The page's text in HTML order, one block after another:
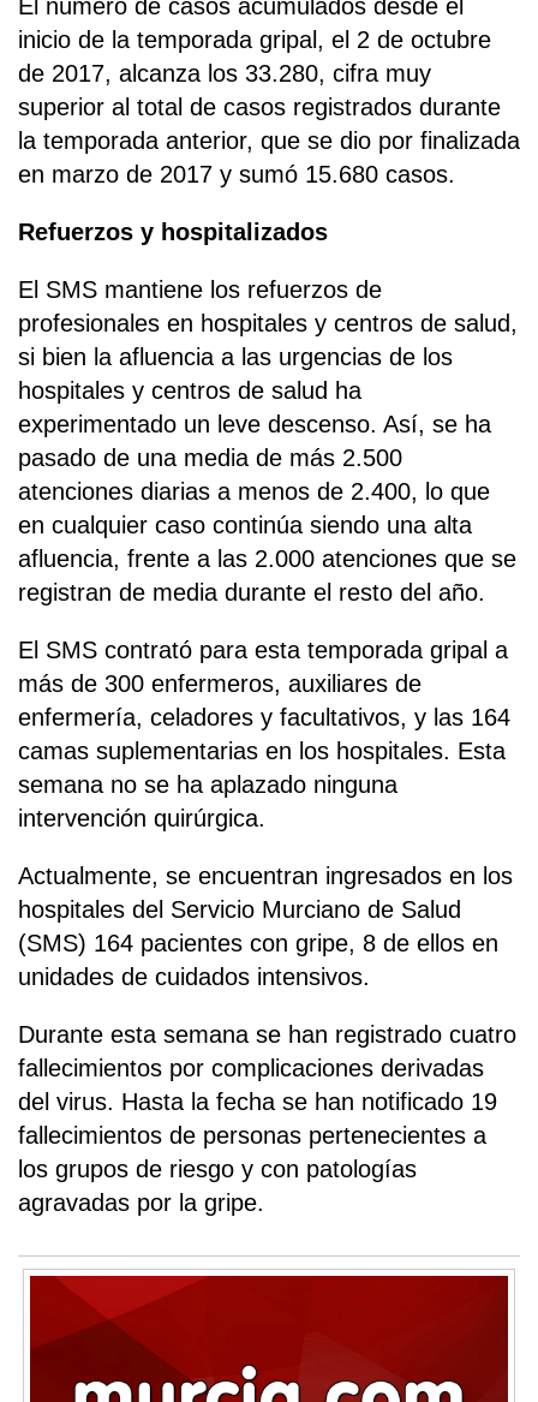
El número de casos acumulados desde el
inicio de la temporada gripal, el 2 de octubre
de 2017, alcanza los 33.280, cifra muy
superior al total de casos registrados durante
la temporada anterior, que se dio por finalizada
en marzo de 2017 y sumó 15.680 casos.
Refuerzos y hospitalizados
El SMS mantiene los refuerzos de
profesionales en hospitales y centros de salud,
si bien la afluencia a las urgencias de los
hospitales y centros de salud ha
experimentado un leve descenso. Así, se ha
pasado de una media de más 2.500
atenciones diarias a menos de 2.400, lo que
en cualquier caso continúa siendo una alta
afluencia, frente a las 2.000 atenciones que se
registran de media durante el resto del año.
El SMS contrató para esta temporada gripal a
más de 300 enfermeros, auxiliares de
enfermería, celadores y facultativos, y las 164
camas suplementarias en los hospitales. Esta
semana no se ha aplazado ninguna
intervención quirúrgica.
Actualmente, se encuentran ingresados en los
hospitales del Servicio Murciano de Salud
(SMS) 164 pacientes con gripe, 8 de ellos en
unidades de cuidados intensivos.
Durante esta semana se han registrado cuatro
fallecimientos por complicaciones derivadas
del virus. Hasta la fecha se han notificado 19
fallecimientos de personas pertenecientes a
los grupos de riesgo y con patologías
agravadas por la gripe.